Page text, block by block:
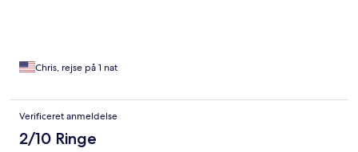
size for my family of 5, they had plates cups utensils for kids. The
you can tell the hosts were very thoughtful. We had to learn how
to turn the hot water feature on. The scented body wash and
Chris, rejse på 1 nat
Verificeret anmeldelse
2/10 Ringe